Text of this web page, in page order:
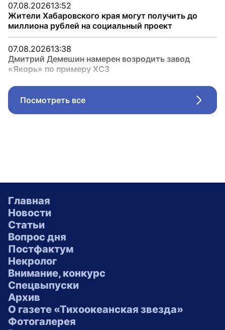
07.08.202613:52
Жители Хабаровского края могут получить до
миллиона рублей на социальный проект
07.08.202613:38
Дмитрий Демешин намерен возродить завод
«Якорь» по примеру ХСЗ
Посмотреть все
Главная
Новости
Статьи
Вопрос дня
Постфактум
Некролог
Внимание, конкурс
Спецвыпуски
Архив
О газете «Тихоокеанская звезда»
Фотогалерея